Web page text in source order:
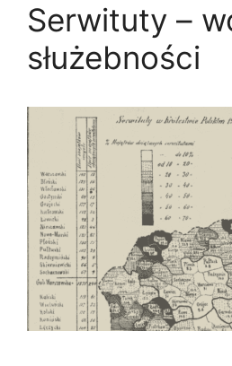
Serwituty –
służebności